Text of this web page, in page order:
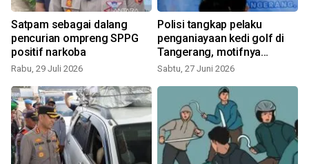
Satpam sebagai dalang
pencurian ompreng SPPG
positif narkoba
Rabu, 29 Juli 2026
Polisi tangkap pelaku
penganiayaan kedi golf di
Tangerang, motifnya
cemburu
Sabtu, 27 Juni 2026